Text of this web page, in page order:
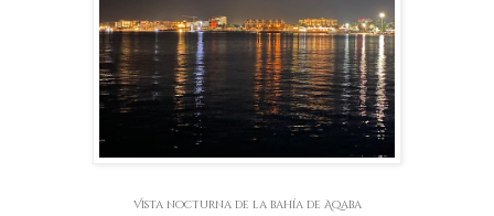
Vista nocturna de la bahía de Aqaba